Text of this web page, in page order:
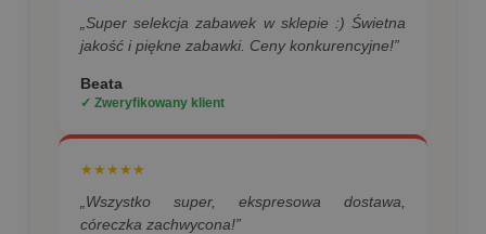
„Super selekcja zabawek w sklepie :) Świetna
jakość i piękne zabawki. Ceny konkurencyjne!”
Beata
✓ Zweryfikowany klient
★★★★★
„Wszystko super, ekspresowa dostawa,
córeczka zachwycona!”